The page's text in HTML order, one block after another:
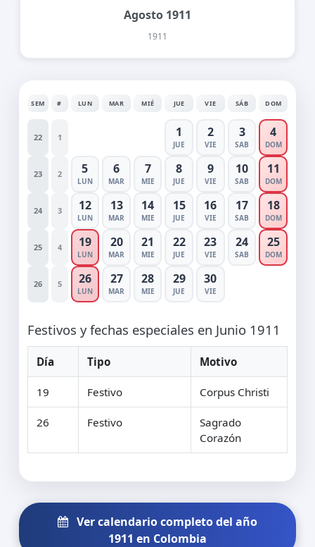
Agosto 1911
1911
SEM # LUN MAR MIÉ JUE VIE SÁB DOM
22 1 1
JUE
2
VIE
3
SAB
4
DOM
23 2 5
LUN
6
MAR
7
MIE
8
JUE
9
VIE
10
SAB
11
DOM
24 3 12
LUN
13
MAR
14
MIE
15
JUE
16
VIE
17
SAB
18
DOM
25 4 19
LUN
20
MAR
21
MIE
22
JUE
23
VIE
24
SAB
25
DOM
26 5 26
LUN
27
MAR
28
MIE
29
JUE
30
VIE
Festivos y fechas especiales en Junio 1911
Día Tipo Motivo
19 Festivo Corpus Christi
26 Festivo
Sagrado
Corazón
Ver calendario completo del año
1911 en Colombia